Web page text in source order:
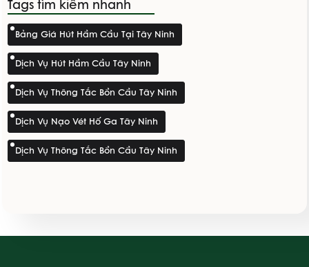
trình luôn bền bỉ, tối ưu
chi phí và duy trì nguồn
Tags tìm kiếm nhanh
Bảng Giá Hút Hầm Cầu Tại Tây Ninh
Dịch Vụ Hút Hầm Cầu Tây Ninh
Dịch Vụ Thông Tắc Bồn Cầu Tây Ninh
Dịch Vụ Nạo Vét Hố Ga Tây Ninh
Dịch Vụ Thông Tắc Bồn Cầu Tây Ninh